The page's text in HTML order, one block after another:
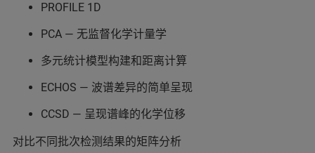
PROFILE 1D
PCA — 无监督化学计量学
多元统计模型构建和距离计算
ECHOS — 波谱差异的简单呈现
CCSD — 呈现谱峰的化学位移
对比不同批次检测结果的矩阵分析